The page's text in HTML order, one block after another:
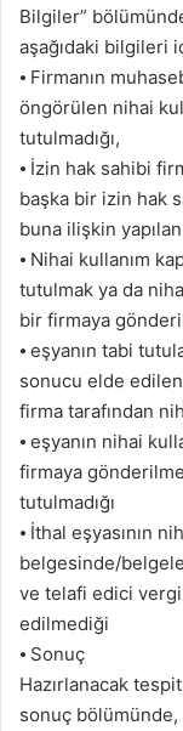
Bilgiler”
aşağıdaki bilgileri
⦁ Firmanın
öngörülen nihai
tutulmadığı,
⦁ İzin hak sahibi
başka bir izin hak
buna ilişkin
⦁ Nihai kullanım
tutulmak ya da
bir firmaya
⦁ eşyanın tabi
sonucu elde
firma tarafından
⦁ eşyanın nihai
firmaya
tutulmadığı
⦁ İthal eşyasının
belgesinde/
ve telafi edici
edilmediği
⦁ Sonuç
Hazırlanacak
sonuç